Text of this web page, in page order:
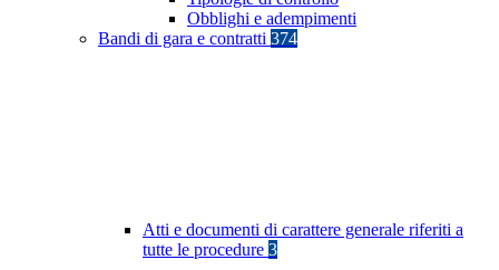
Obblighi e adempimenti
Bandi di gara e contratti 374
Atti e documenti di carattere generale riferiti a
tutte le procedure 3